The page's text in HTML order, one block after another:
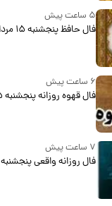
۵ ساعت پیش
فال حافظ پنجشنبه ۱۵ مرداد ماه ۱۴۰۵
۶ ساعت پیش
فال قهوه روزانه پنجشنبه ۱۵ مرداد ماه ۱۴۰۵
۷ ساعت پیش
فال روزانه واقعی پنجشنبه ۱۵ مرداد ۱۴۰۵